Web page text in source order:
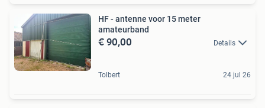
HF - antenne voor 15 meter
amateurband
€ 90,00 Details
Tolbert 24 jul 26